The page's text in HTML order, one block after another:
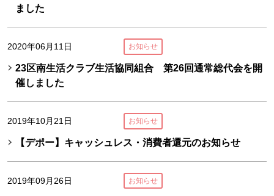
ました
2020年06月11日 お知らせ
23区南生活クラブ生活協同組合 第26回通常総代会を開
催しました
2019年10月21日 お知らせ
【デポー】キャッシュレス・消費者還元のお知らせ
2019年09月26日 お知らせ